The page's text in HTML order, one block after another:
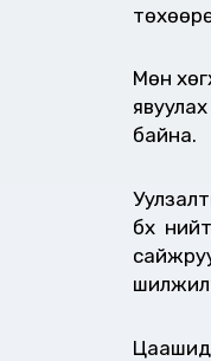
Мөн
байна.
бүх
Цаашид